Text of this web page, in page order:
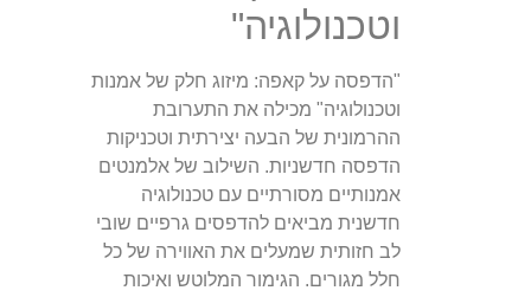
וטכנולוגיה"
"הדפסה על קאפה: מיזוג חלק של אמנות
וטכנולוגיה" מכילה את התערובת
ההרמונית של הבעה יצירתית וטכניקות
הדפסה חדשניות. השילוב של אלמנטים
אמנותיים מסורתיים עם טכנולוגיה
חדשנית מביאים להדפסים גרפיים שובי
לב חזותית שמעלים את האווירה של כל
חלל מגורים. הגימור המלוטש ואיכות